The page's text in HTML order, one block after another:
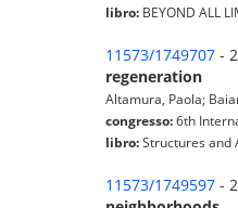
libro: BEYOND ALL
11573/1749707 -
regeneration
Altamura, Paola;
congresso:6th
libro:Structures and
11573/1749597 -